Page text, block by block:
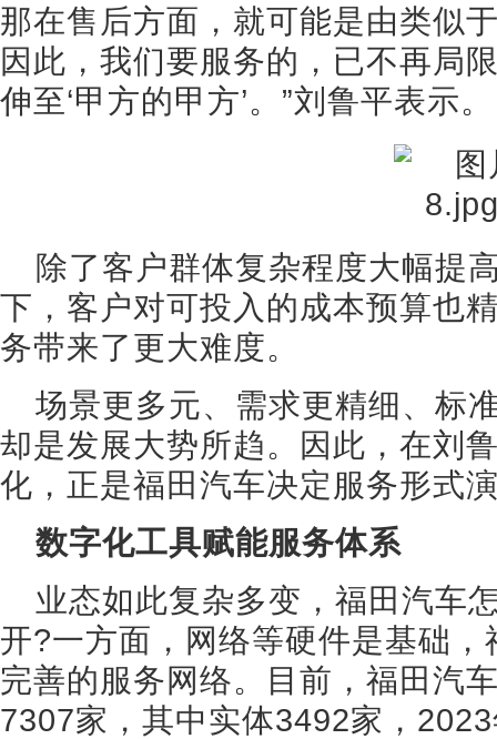
那在售后方面，就可能是由类似
因此，我们要服务的，已不再局
伸至‘甲方的甲方’。”刘鲁平表示。
除了客户群体复杂程度大幅提
下，客户对可投入的成本预算也
务带来了更大难度。
场景更多元、需求更精细、标
却是发展大势所趋。因此，在刘
化，正是福田汽车决定服务形式
数字化工具赋能服务体系
业态如此复杂多变，福田汽车
开?一方面，网络等硬件是基础
完善的服务网络。目前，福田汽
7307家，其中实体3492家，